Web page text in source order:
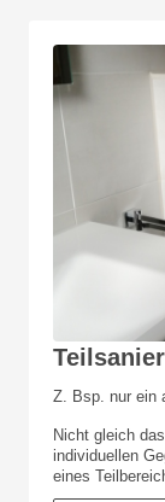
Z. Bsp. nur ein
Nicht gleich
individuellen
eines